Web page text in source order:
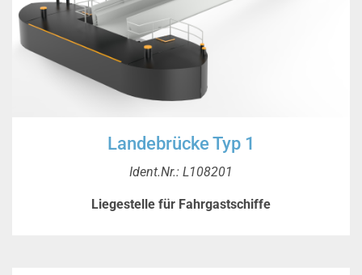
Landebrücke Typ 1
Ident.Nr.: L108201
Liegestelle für Fahrgastschiffe